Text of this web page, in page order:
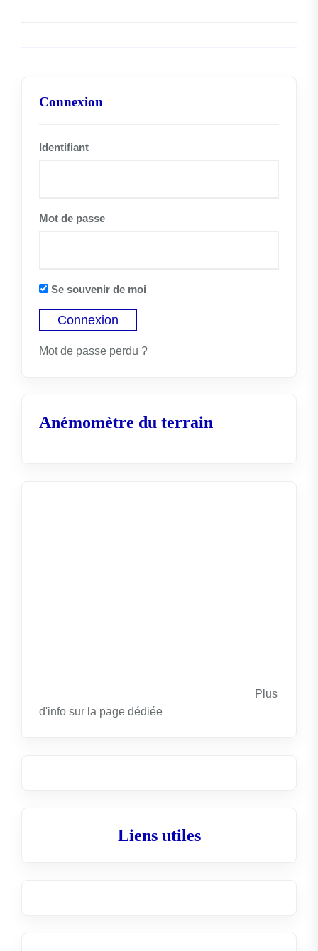
Connexion
Identifiant
Mot de passe
Se souvenir de moi
Mot de passe perdu ?
Anémomètre du terrain
Plus
d'info sur la page dédiée
Liens utiles